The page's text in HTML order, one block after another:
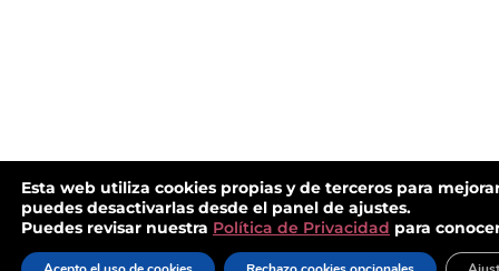
Esta web utiliza cookies propias y de terceros para
puedes desactivarlas desde el panel de ajustes.
Puedes revisar nuestra Política de Privacidad para